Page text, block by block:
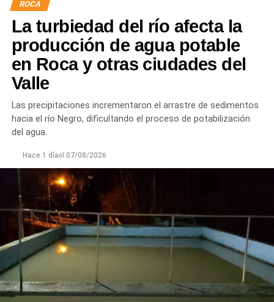
juntas para mejorar la durabilidad de la infraestructura.
Desde el DPA destacaron que esta intervención forma
parte del plan de mantenimiento y renovación de la
infraestructura hídrica provincial, con el propósito de
optimizar la conducción del agua, preservar el Canal
seguro para los productores del Alto Valle.
ROCA
La turbiedad del río afecta la
producción de agua potable
en Roca y otras ciudades del
Valle
Las precipitaciones incrementaron el arrastre de sedimentos
hacia el río Negro, dificultando el proceso de potabilización
del agua.
Hace 1 díael 07/08/2026